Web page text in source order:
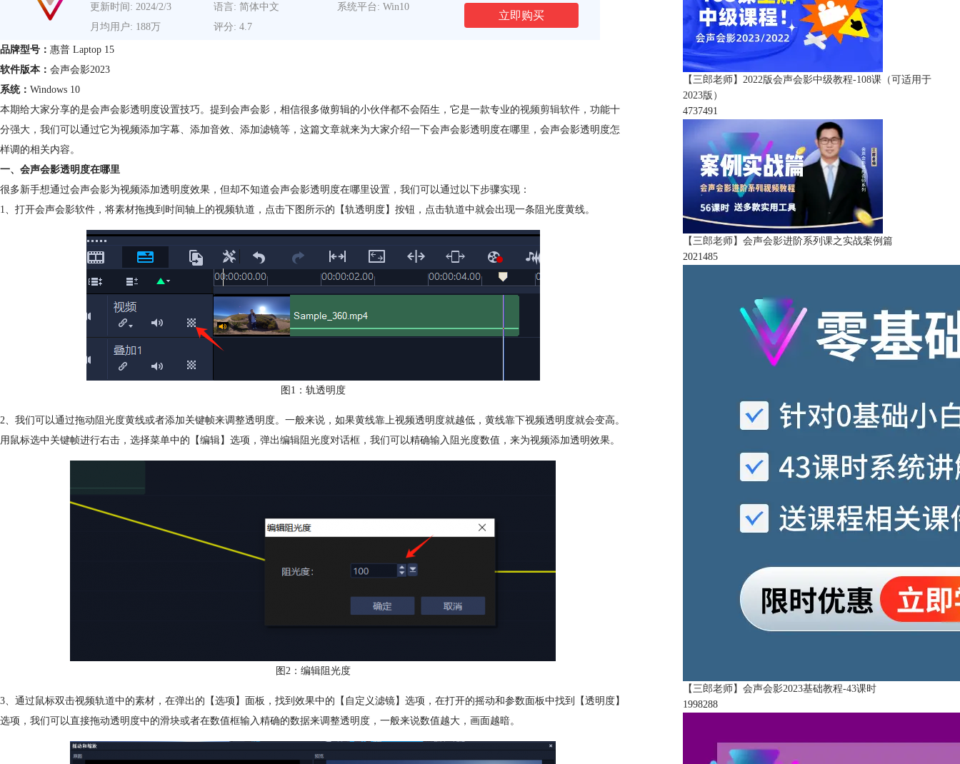
更新时间: 2024/2/3 语言: 简体中文
系统平台: Win10
月均用户: 188万
评分: 4.7
立即购买
品牌型号： 惠普 Laptop 15
软件版本： 会声会影2023
系统： Windows 10
本期给大家分享的是会声会影透明度设置技巧。提到会声会影，相信很多做剪辑的小伙伴都不会陌生，它是一款专业的视频剪辑软件 ，功能十
分强大，我们可以通过它为视频添加字幕、添加音效、添加滤镜等，这篇文章就来为大家介绍一下会声会影透明度在哪里，会声会影透明度怎
样调的相关内容。
一、会声会影透明度在哪里
很多新手想通过会声会影为视频添加透明度效果，但却不知道会声会影透明度在哪里设置，我们可以通过以下步骤实现：
1、打开会声会影软件，将素材拖拽到时间轴上的视频轨道，点击下图所示的【轨透明度】按钮，点击轨道中就会出现一条阻光度黄线。
图1：轨透明度
2、我们可以通过拖动阻光度黄线或者添加关键帧来调整透明度。一般来说，如果黄线靠上视频透明度就越低，黄线靠下视频透明度就会变高。
用鼠标选中关键帧进行右击，选择菜单中的【编辑】选项，弹出编辑阻光度对话框，我们可以精确输入阻光度数值，来为视频添加透明效果。
图2：编辑阻光度
3、通过鼠标双击视频轨道中的素材，在弹出的【选项】面板，找到效果中的【自定义滤镜】选项，在打开的摇动和参数面板中找到【透明度】
选项，我们可以直接拖动透明度中的滑块或者在数值框输入精确的数据来调整透明度，一般来说数值越大，画面越暗。
【三郎老师】2022版会声会影中级教程-108课（可适用于
2023版）
4737491
【三郎老师】会声会影进阶系列课之实战案例篇
2021485
【三郎老师】会声会影2023基础教程-43课时
1998288